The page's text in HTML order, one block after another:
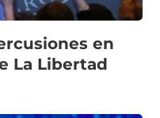
en
La Libertad